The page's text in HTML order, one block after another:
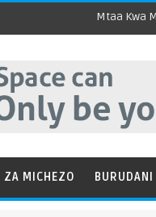
Mtaa Kwa
ZA MICHEZO BURUDANI